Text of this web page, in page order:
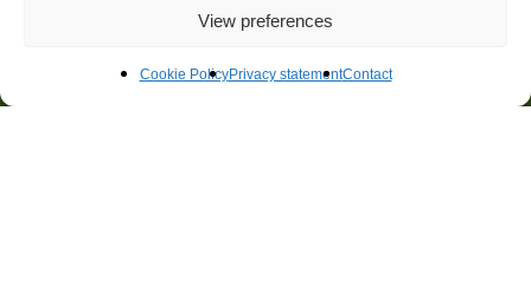
View preferences
Cookie PolicyPrivacy statementContact
Gebouw Eurogate